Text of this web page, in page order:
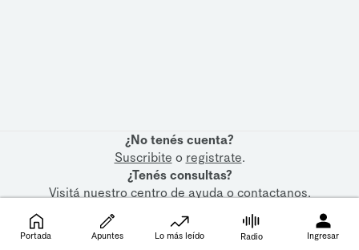
¿No tenés cuenta?
Suscribite o registrate.
¿Tenés consultas?
Visitá nuestrocentro de ayudaocontactanos.
Portada Apuntes Lo más leído Radio Ingresar